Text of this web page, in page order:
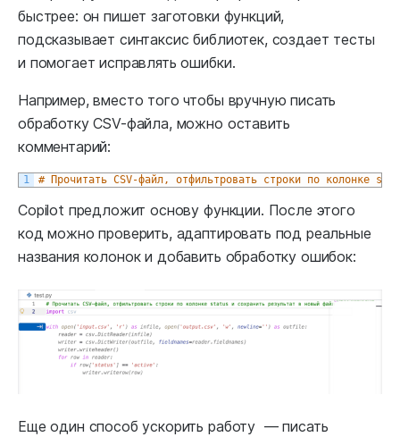
быстрее: он пишет заготовки функций,
подсказывает синтаксис библиотек, создает тесты
и помогает исправлять ошибки.
Например, вместо того чтобы вручную писать
обработку CSV-файла, можно оставить
комментарий:
1 # Прочитать CSV-файл, отфильтровать строки по колонке
Copilot предложит основу функции. После этого
код можно проверить, адаптировать под реальные
названия колонок и добавить обработку ошибок:
Еще один способ ускорить работу — писать